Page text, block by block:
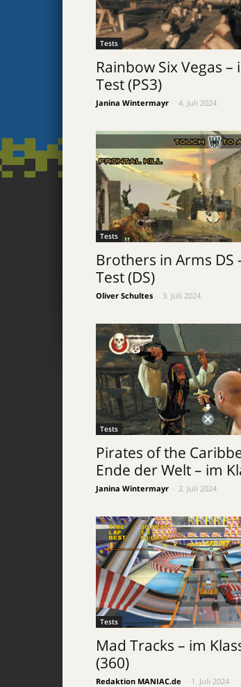
Tests
Rainbow Six Vegas –
Test (PS3)
Janina Wintermayr 4. Juli 2024
Tests
Brothers in Arms DS
Test (DS)
Oliver Schultes 3. Juli 2024
Tests
Pirates of the
Ende der Welt – im
Janina Wintermayr 2. Juli 2024
Tests
Mad Tracks – im
(360)
Redaktion MANIAC.de 1. Juli 2024